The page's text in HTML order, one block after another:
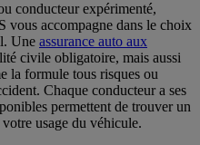
conducteur expérimenté,
accompagne dans le choix
Une assurance auto aux
civile obligatoire, mais aussi
la formule tous risques ou
Chaque conducteur a ses
permettent de trouver un
usage du véhicule.